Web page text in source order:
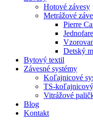
Hotové závesy
Metrážové
Pierre
Detský
Bytový textil
Závesné systémy
Koľajnicové
TS-
Vitrážové
Blog
Kontakt